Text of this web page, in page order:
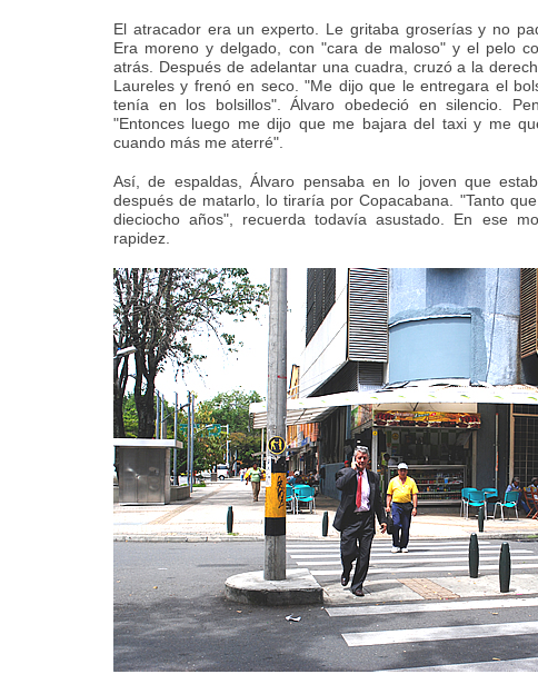
El atracador era un experto. Le gritaba groserías y no
Era moreno y delgado, con "cara de maloso" y el pelo
atrás. Después de adelantar una cuadra, cruzó a la
Laureles y frenó en seco. "Me dijo que le entregara el
tenía en los bolsillos". Álvaro obedeció en silencio.
"Entonces luego me dijo que me bajara del taxi y me
cuando más me aterré".
Así, de espaldas, Álvaro pensaba en lo joven que
después de matarlo, lo tiraría por Copacabana. "Tanto
dieciocho años", recuerda todavía asustado. En ese
rapidez.